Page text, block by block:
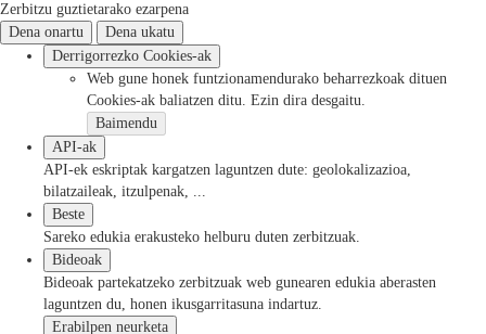
Zerbitzu guztietarako ezarpena
Dena onartu
Dena ukatu
Derrigorrezko Cookies-ak
Web gune honek funtzionamendurako beharrezkoak dituen
Cookies-ak baliatzen ditu. Ezin dira desgaitu.
Baimendu
API-ak
API-ek eskriptak kargatzen laguntzen dute: geolokalizazioa,
bilatzaileak, itzulpenak, ...
Beste
Sareko edukia erakusteko helburu duten zerbitzuak.
Bideoak
Bideoak partekatzeko zerbitzuak web gunearen edukia aberasten
laguntzen du, honen ikusgarritasuna indartuz.
Erabilpen neurketa